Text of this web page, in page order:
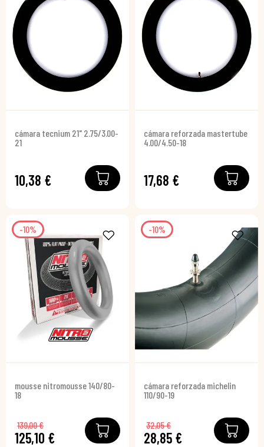
cámara tecnium 21" 2.75/3.00-
21
10,38 €
cámara reforzada mastertube
4.00/4.50-18
17,68 €
-10%
mousse nitromousse 140/80-
18
125,10 €
139,00 €
-10%
cámara reforzada michelin
110/90-19
28,85 €
32,05 €